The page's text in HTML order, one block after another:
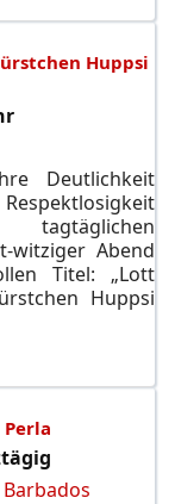
Huppsi
Deutlichkeit
witziger Abend
Titel: „Lott
Huppsi